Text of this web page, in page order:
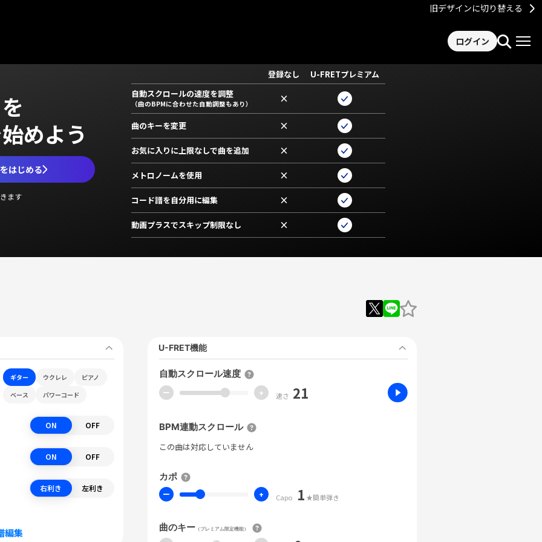
旧デザインに切り替える
ログイン
めよう
はじめる
ます
登録なし
U-FRETプレミアム
自動スクロールの速度を調整
（曲のBPMに合わせた自動調整もあり） ×
曲のキーを変更 ×
お気に入りに上限なしで曲を追加 ×
メトロノームを使用 ×
コード譜を自分用に編集 ×
動画プラスでスキップ制限なし ×
ギター ウクレレ
ピアノ
ベース
パワーコード
ON OFF
ON OFF
右利き 左利き
編集
U-FRET機能
自動スクロール速度
ー + 速さ 21
BPM連動スクロール
この曲は対応していません
カポ
ー + Capo 1 ★簡単弾き
曲のキー （プレミアム限定機能）